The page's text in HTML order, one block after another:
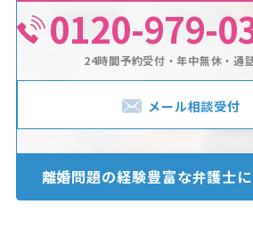
0120-979-
24時間予約受付・年中無休・通
メール相談受付
離婚問題の経験豊富な弁護士